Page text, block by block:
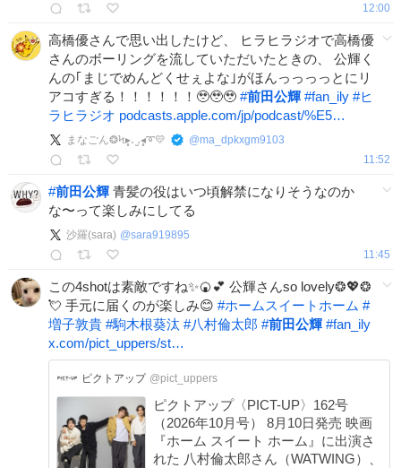
12:00
高橋優さんで思い出したけど、 ヒラヒラジオで高橋優
さんのボーリングを流していただいたときの、 公輝く
んの｢まじでめんどくせぇよな｣がほんっっっっとにリ
アコすぎる！！！！！！🥹🥹🥹 #前田公輝 #fan_ily #ヒ
ラヒラジオ podcasts.apple.com/jp/podcast/%E5…
まなごん❂Ϟ▸̥․ ̫․◂̥➰💛 @ma_dpkxgm9103
11:52
#前田公輝 青髪の役はいつ頃解禁になりそうなのか
な〜って楽しみにしてる
沙羅(sara) @sara919895
11:45
この4shotは素敵ですね✨🍘💕 公輝さんso lovely❂💖❂
💘 手元に届くのが楽しみ😊 #ホームスイートホーム #
増子敦貴 #駒木根葵汰 #八村倫太郎 #前田公輝 #fan_ily
x.com/pict_uppers/st…
ピクトアップ @pict_uppers
ピクトアップ〈PICT-UP〉162号
（2026年10月号） 8月10日発売 映画
『ホーム スイート ホーム』に出演さ
れた 八村倫太郎さん（WATWING）、